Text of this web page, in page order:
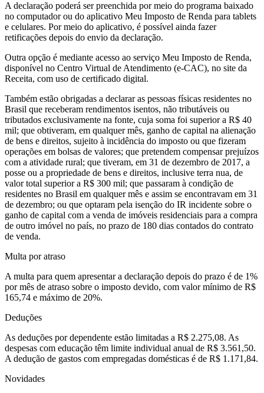
A declaração poderá ser preenchida por meio do programa baixado
no computador ou do aplicativo Meu Imposto de Renda para tablets
e celulares. Por meio do aplicativo, é possível ainda fazer
retificações depois do envio da declaração.
Outra opção é mediante acesso ao serviço Meu Imposto de Renda,
disponível no Centro Virtual de Atendimento (e-CAC), no site da
Receita, com uso de certificado digital.
Também estão obrigadas a declarar as pessoas físicas residentes no
Brasil que receberam rendimentos isentos, não tributáveis ou
tributados exclusivamente na fonte, cuja soma foi superior a R$ 40
mil; que obtiveram, em qualquer mês, ganho de capital na alienação
de bens e direitos, sujeito à incidência do imposto ou que fizeram
operações em bolsas de valores; que pretendem compensar prejuízos
com a atividade rural; que tiveram, em 31 de dezembro de 2017, a
posse ou a propriedade de bens e direitos, inclusive terra nua, de
valor total superior a R$ 300 mil; que passaram à condição de
residentes no Brasil em qualquer mês e assim se encontravam em 31
de dezembro; ou que optaram pela isenção do IR incidente sobre o
ganho de capital com a venda de imóveis residenciais para a compra
de outro imóvel no país, no prazo de 180 dias contados do contrato
de venda.
Multa por atraso
A multa para quem apresentar a declaração depois do prazo é de 1%
por mês de atraso sobre o imposto devido, com valor mínimo de R$
165,74 e máximo de 20%.
Deduções
As deduções por dependente estão limitadas a R$ 2.275,08. As
despesas com educação têm limite individual anual de R$ 3.561,50.
A dedução de gastos com empregadas domésticas é de R$ 1.171,84.
Novidades